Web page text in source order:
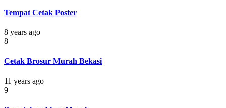
Tempat Cetak Poster
8 years ago
8
Cetak Brosur Murah Bekasi
11 years ago
9